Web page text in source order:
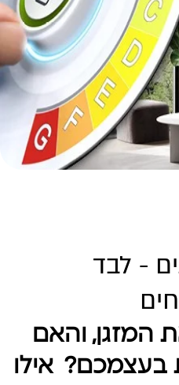
- לבד
המזגן, והאם
בעצמכם? אילו